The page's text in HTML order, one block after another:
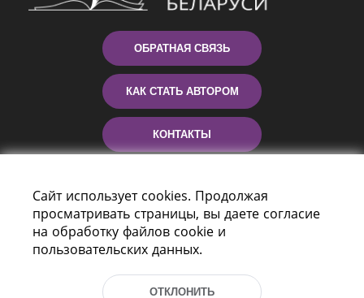
ОБРАТНАЯ СВЯЗЬ
КАК СТАТЬ АВТОРОМ
КОНТАКТЫ
Сайт использует cookies. Продолжая
просматривать страницы, вы даете согласие
на обработку файлов cookie и
пользовательских данных.
ОТКЛОНИТЬ